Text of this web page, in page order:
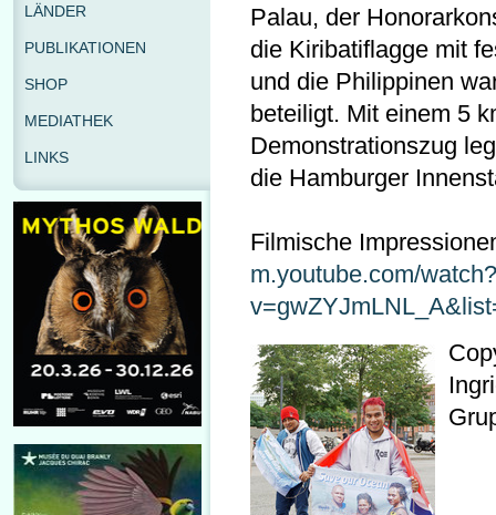
Palau, der
die Kiribatiflagge mit
und die Philippinen
beteiligt. Mit einem 5
Demonstrationszug
die Hamburger
Filmische
m.youtube.com/watch?
LÄNDER
PUBLIKATIONEN
SHOP
MEDIATHEK
LINKS